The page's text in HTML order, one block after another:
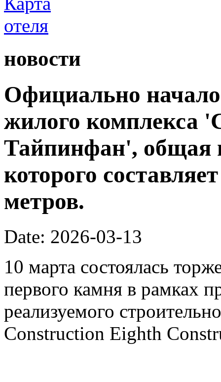
новости
Официально
жилого комплекса
Тайпинфан', общая
которого
метров.
Date: 2026-03-13
10 марта состоялась
первого камня в рамках
реализуемого
Construction Eighth